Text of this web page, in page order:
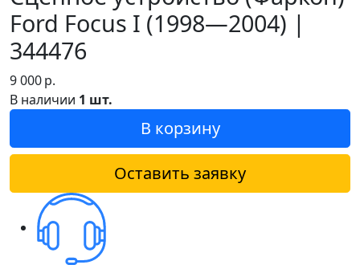
Ford Focus I (1998—2004) |
344476
9 000р.
В наличии 1 шт.
В корзину
Оставить заявку